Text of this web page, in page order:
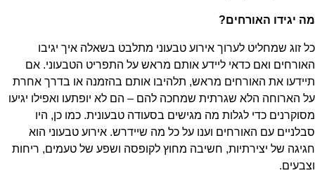
מה יגידו האורחים?
כל זוג שמחליט לערוך אירוע טבעוני מתלבט בשאלה איך יגיבו
האורחים ואם כדאי ליידע אותם מראש על התפריט הטבעוני. אם
תיידעו את האורחים מראש, תלהיבו אותם בהזמנה או בדרך אחרת
על הארוחה הלא שגרתית שמחכה להם – הם לא יופתעו ואפילו יגיעו
מסוקרנים כדי לגלות מה מגישים בסעודה טבעונית. כמו כן, היו
סבלניים עם האורחים וענו על כל מה שיידרש. אירוע טבעוני הוא
חגיגה של יצירתיות, חשיבה מחוץ לקופסה ושפע של טעמים, ריחות
וצבעים.